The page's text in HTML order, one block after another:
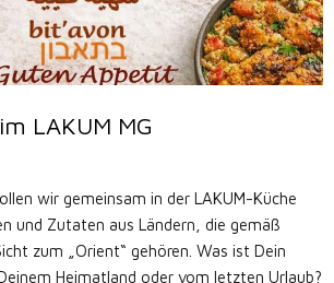
LAKUM MG
wir gemeinsam in der LAKUM-Küche
und Zutaten aus Ländern, die gemäß
zum „Orient“ gehören. Was ist Dein
Heimatland oder vom letzten Urlaub?